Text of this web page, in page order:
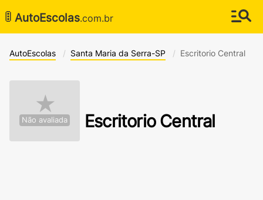
🚦 AutoEscolas.com.br
AutoEscolas Santa Maria da Serra-SP Escritorio Central
★
Não avaliada Escritorio Central